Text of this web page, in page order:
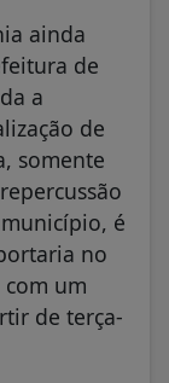
ainda
de
a
de
somente
é
no
um
de terça-